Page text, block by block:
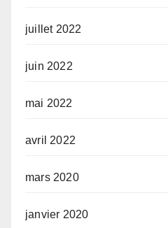
juillet 2022
juin 2022
mai 2022
avril 2022
mars 2020
janvier 2020